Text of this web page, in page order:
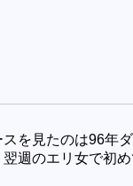
を見たのは96年
週のエリ女で初